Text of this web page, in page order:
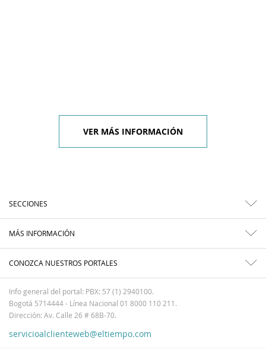
VER MÁS INFORMACIÓN
SECCIONES
MÁS INFORMACIÓN
CONOZCA NUESTROS PORTALES
Info general del portal: PBX: 57 (1) 2940100.
Bogotá 5714444 - Línea Nacional 01 8000 110 211.
Dirección: Av. Calle 26 # 68B-70.
servicioalclienteweb@eltiempo.com